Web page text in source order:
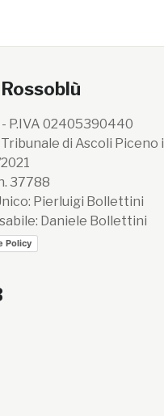
- P.IVA 02405390440
di Ascoli Piceno il
37788
Pierluigi Bollettini
Daniele Bollettini
Policy